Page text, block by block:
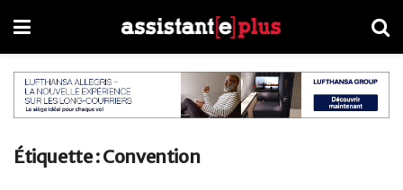
Étiquette :Convention